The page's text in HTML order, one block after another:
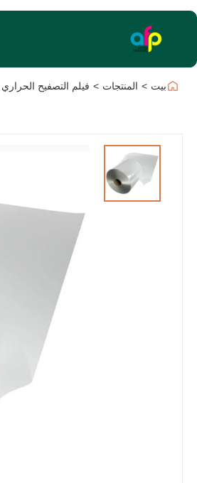
بيت > المنتجات > فيلم التصفيح الحراري